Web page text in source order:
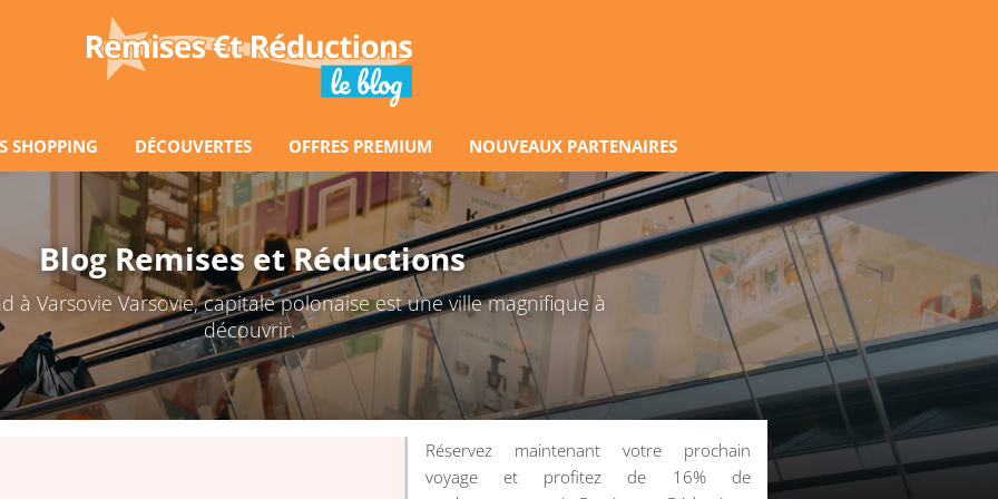
SHOPPING DÉCOUVERTES OFFRES PREMIUM NOUVEAUX PARTENAIRES
Blog Remises et Réductions
à Varsovie Varsovie, capitale polonaise est une ville magnifique à
découvrir.
Réservez maintenant votre prochain
voyage et profitez de 16% de